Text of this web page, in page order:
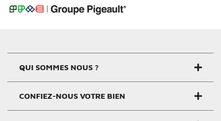
Alternative:
QUI SOMMES NOUS ?
Groupe Pigeault
CONFIEZ-NOUS VOTRE BIEN